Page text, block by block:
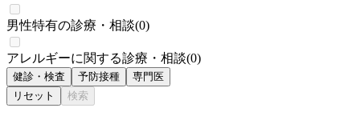
男性特有の診療・相談(0)
アレルギーに関する診療・相談(0)
健診・検査 予防接種
専門医
リセット
検索